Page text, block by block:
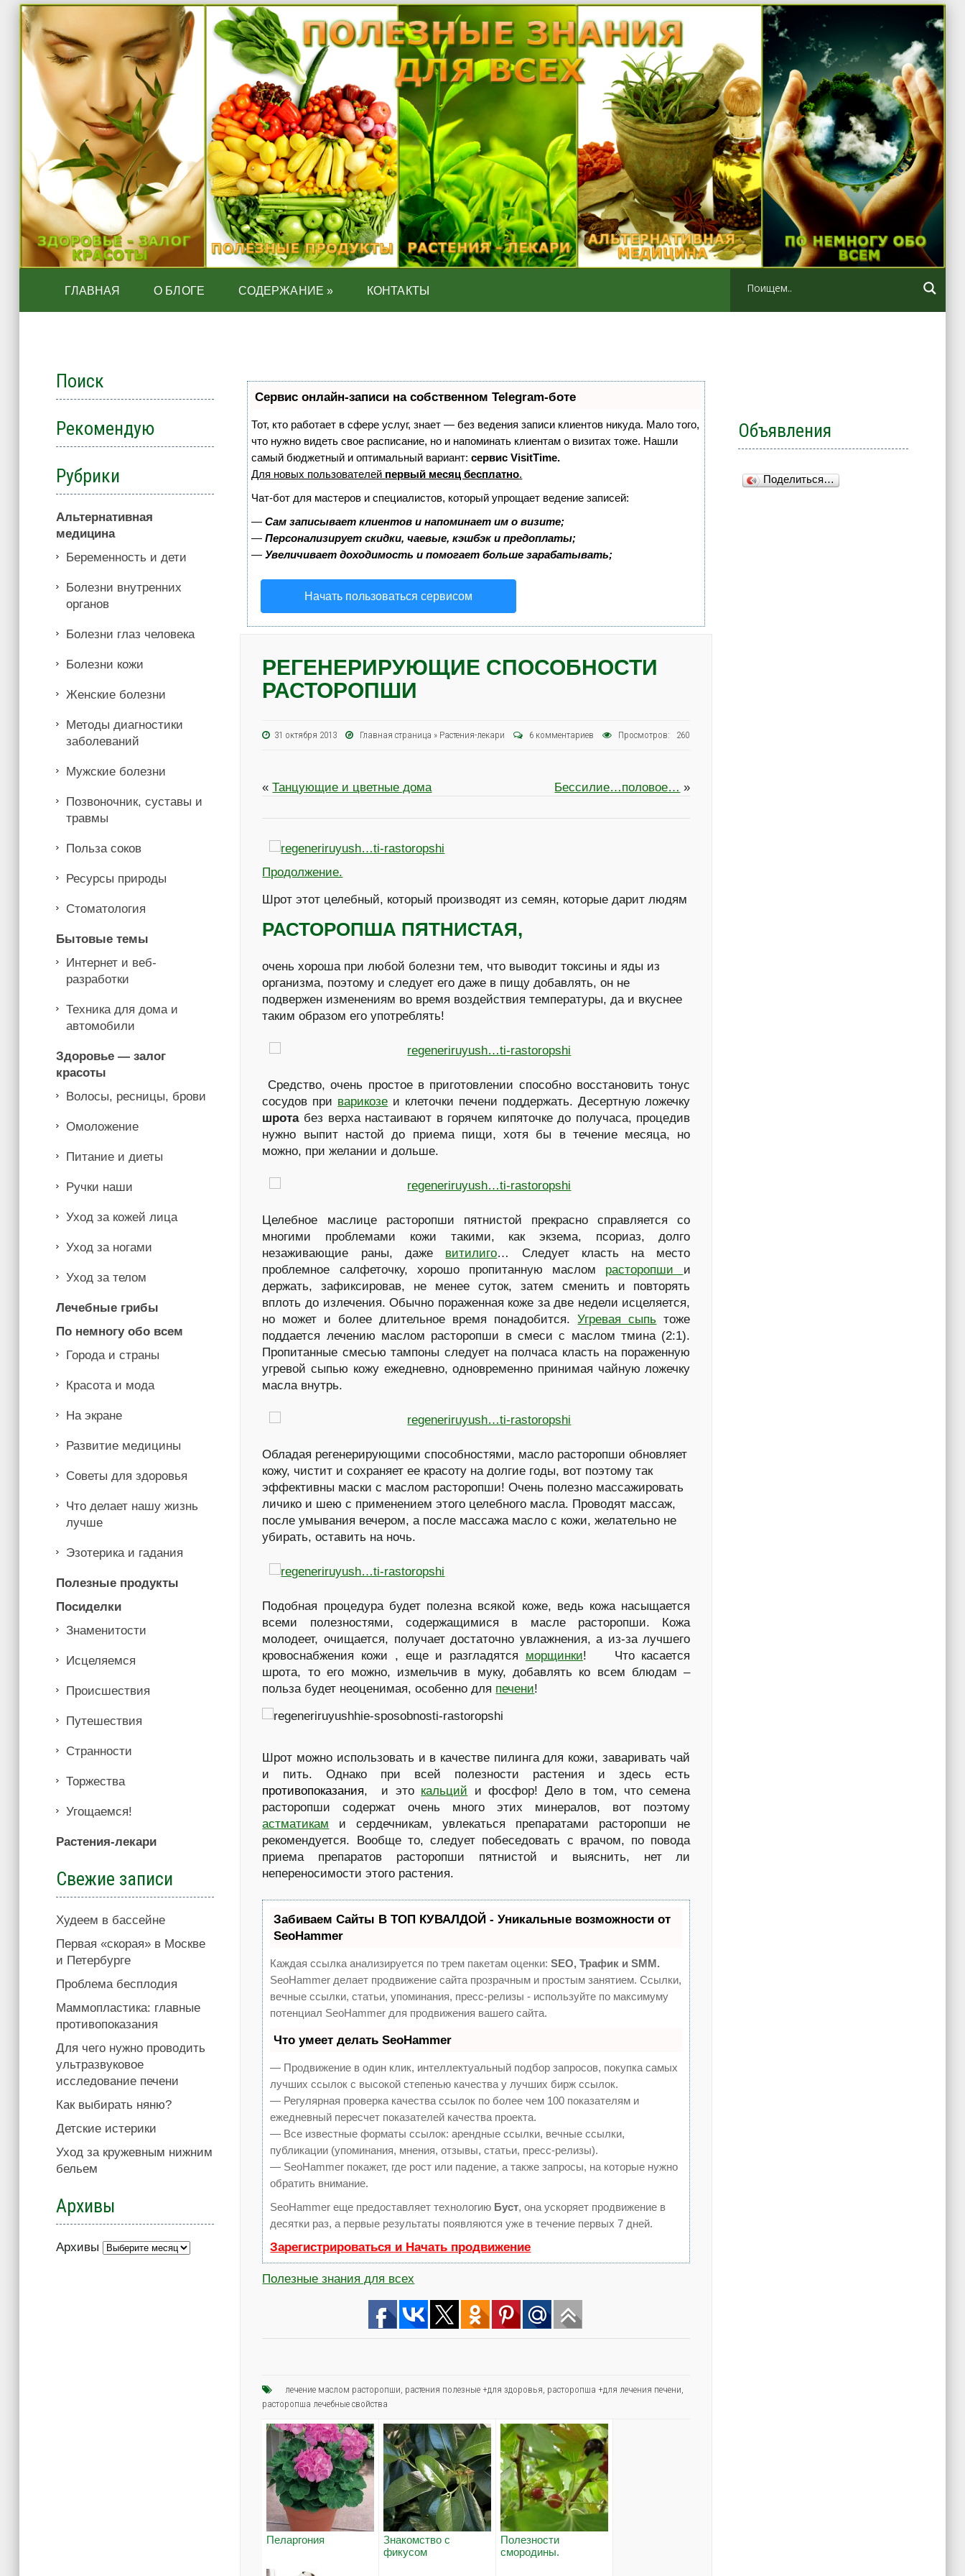
ГЛАВНАЯ О БЛОГЕ СОДЕРЖАНИЕ » КОНТАКТЫ
Сервис онлайн-записи на собственном Telegram-боте
Тот, кто работает в сфере услуг, знает — без ведения записи клиентов никуда. Мало того,
что нужно видеть свое расписание, но и напоминать клиентам о визитах тоже. Нашли
самый бюджетный и оптимальный вариант:сервис VisitTime.
Для новых пользователей первый месяц бесплатно.
Чат-бот для мастеров и специалистов, который упрощает ведение записей:
—Сам записывает клиентов и напоминает им о визите;
—Персонализирует скидки, чаевые, кэшбэк и предоплаты;
—Увеличивает доходимость и помогает больше зарабатывать;
Начать пользоваться сервисом
РЕГЕНЕРИРУЮЩИЕ СПОСОБНОСТИ
РАСТОРОПШИ
31 октября 2013 Главная страница » Растения-лекари 6 комментариев Просмотров: 260
Бессилие…половое… »
«Танцующие и цветные дома
Продолжение.
Шрот этот целебный, который производят из семян, которые дарит людям
РАСТОРОПША ПЯТНИСТАЯ,
очень хороша при любой болезни тем, что выводит токсины и яды из
организма, поэтому и следует его даже в пищу добавлять, он не
подвержен изменениям во время воздействия температуры, да и вкуснее
таким образом его употреблять!
Средство, очень простое в приготовлении способно восстановить тонус
сосудов при варикозе и клеточки печени поддержать. Десертную ложечку
шротабез верха настаивают в горячем кипяточке до получаса, процедив
нужно выпит настой до приема пищи, хотя бы в течение месяца, но
можно, при желании и дольше.
Целебное маслице расторопши пятнистой прекрасно справляется со
многими проблемами кожи такими, как экзема, псориаз, долго
незаживающие раны, даже витилиго… Следует класть на место
проблемное салфеточку, хорошо пропитанную маслом расторопши и
держать, зафиксировав, не менее суток, затем сменить и повторять
вплоть до излечения. Обычно пораженная коже за две недели исцеляется,
но может и более длительное время понадобится.Угревая сыпь тоже
поддается лечению маслом расторопши в смеси с маслом тмина (2:1).
Пропитанные смесью тампоны следует на полчаса класть на пораженную
угревой сыпью кожу ежедневно, одновременно принимая чайную ложечку
масла внутрь.
Обладая регенерирующими способностями, масло расторопши обновляет
кожу, чистит и сохраняет ее красоту на долгие годы, вот поэтому так
эффективны маски с маслом расторопши! Очень полезно массажировать
личико и шею с применением этого целебного масла. Проводят массаж,
после умывания вечером, а после массажа масло с кожи, желательно не
убирать, оставить на ночь.
Подобная процедура будет полезна всякой коже, ведь кожа насыщается
всеми полезностями, содержащимися в масле расторопши. Кожа
молодеет, очищается, получает достаточно увлажнения, а из-за лучшего
кровоснабжения кожи , еще и разгладятся морщинки! Что касается
шрота, то его можно, измельчив в муку, добавлять ко всем блюдам –
польза будет неоценимая, особенно для печени!
Шрот можно использовать и в качестве пилинга для кожи, заваривать чай
и пить. Однако при всей полезности растения и здесь есть
противопоказания, и это кальций и фосфор! Дело в том, что семена
расторопши содержат очень много этих минералов, вот поэтому
астматикам и сердечникам, увлекаться препаратами расторопши не
рекомендуется. Вообще то, следует побеседовать с врачом, по повода
приема препаратов расторопши пятнистой и выяснить, нет ли
непереносимости этого растения.
Забиваем Сайты В ТОП КУВАЛДОЙ - Уникальные возможности от
SeoHammer
Каждая ссылка анализируется по трем пакетам оценки:SEO, Трафик и SMM.
SeoHammer делает продвижение сайта прозрачным и простым занятием. Ссылки,
вечные ссылки, статьи, упоминания, пресс-релизы - используйте по максимуму
потенциал SeoHammer для продвижения вашего сайта.
Что умеет делать SeoHammer
— Продвижение в один клик, интеллектуальный подбор запросов, покупка самых
лучших ссылок с высокой степенью качества у лучших бирж ссылок.
— Регулярная проверка качества ссылок по более чем 100 показателям и
ежедневный пересчет показателей качества проекта.
— Все известные форматы ссылок: арендные ссылки, вечные ссылки,
публикации (упоминания, мнения, отзывы, статьи, пресс-релизы).
— SeoHammer покажет, где рост или падение, а также запросы, на которые нужно
обратить внимание.
SeoHammer еще предоставляет технологию Буст, она ускоряет продвижение в
десятки раз, а первые результаты появляются уже в течение первых 7 дней.
Зарегистрироваться и Начать продвижение
Полезные знания для всех
лечение маслом расторопши растения полезные +для здоровья расторопша +для лечения печени
расторопша лечебные свойства
Пеларгония
Знакомство с
фикусом
Полезности
смородины.
Поиск
Рекомендую
Рубрики
Альтернативная
медицина
Беременность и дети
Болезни внутренних
органов
Болезни глаз человека
Болезни кожи
Женские болезни
Методы диагностики
заболеваний
Мужские болезни
Позвоночник, суставы и
травмы
Польза соков
Ресурсы природы
Стоматология
Бытовые темы
Интернет и веб-
разработки
Техника для дома и
автомобили
Здоровье — залог
красоты
Волосы, ресницы, брови
Омоложение
Питание и диеты
Ручки наши
Уход за кожей лица
Уход за ногами
Уход за телом
Лечебные грибы
По немногу обо всем
Города и страны
Красота и мода
На экране
Развитие медицины
Советы для здоровья
Что делает нашу жизнь
лучше
Эзотерика и гадания
Полезные продукты
Посиделки
Знаменитости
Иcцеляемся
Происшествия
Путешествия
Странности
Торжества
Угощаемся!
Растения-лекари
Свежие записи
Худеем в бассейне
Первая «скорая» в Москве
и Петербурге
Проблема бесплодия
Маммопластика: главные
противопоказания
Для чего нужно проводить
ультразвуковое
исследование печени
Как выбирать няню?
Детские истерики
Уход за кружевным нижним
бельем
Архивы
Архивы
Объявления
Поделиться…